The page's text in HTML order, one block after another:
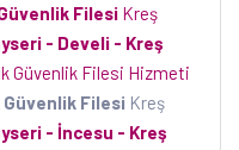
Filesi Kreş
- Develi - Kreş
Güvenlik Filesi Hizmeti
Filesi Kreş
- İncesu - Kreş